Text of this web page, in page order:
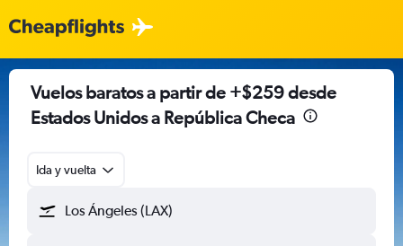
Vuelos baratos a partir de +$259 desde
Estados Unidos a República Checa
Ida y vuelta
Los Ángeles (LAX)